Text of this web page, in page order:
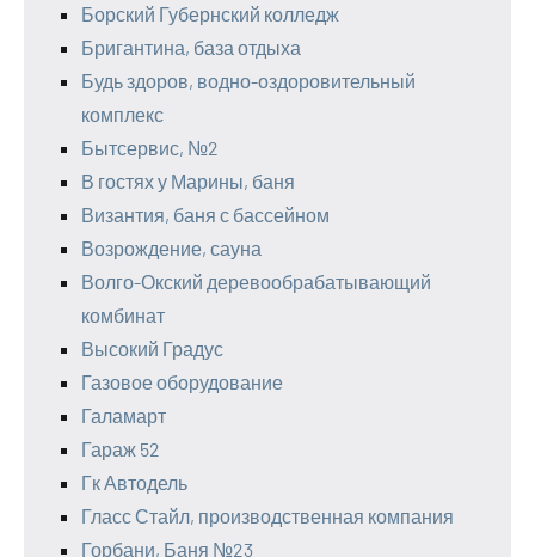
Борский Губернский колледж
Бригантина, база отдыха
Будь здоров, водно-оздоровительный
комплекс
Бытсервис, №2
В гостях у Марины, баня
Византия, баня с бассейном
Возрождение, сауна
Волго-Окский деревообрабатывающий
комбинат
Высокий Градус
Газовое оборудование
Галамарт
Гараж 52
Гк Автодель
Гласс Стайл, производственная компания
Горбани, Баня №23